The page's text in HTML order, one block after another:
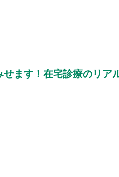
せます！在宅診療のリア